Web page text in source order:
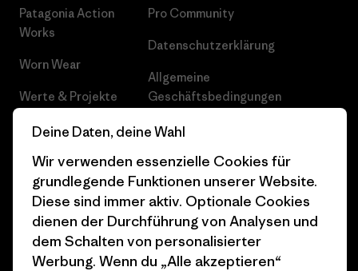
Patagonia Action
Works
Worn Wear
Werte & Projekte
Progress Report
Business Unusual
Klimaziele
1% For The Planet
Wie wir finanzieren
Pro Community
Datenschutzerklärung
Allgemeine
Geschäftsbedingungen
Cookie Einstellungen
Karriere
Industry program
Affiliate-Programm
Deine Daten, deine Wahl
Wir verwenden essenzielle Cookies für
grundlegende Funktionen unserer Website.
Diese sind immer aktiv. Optionale Cookies
dienen der Durchführung von Analysen und
dem Schalten von personalisierter
Werbung. Wenn du „Alle akzeptieren“